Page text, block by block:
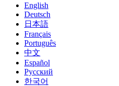
English
Deutsch
日本語
Français
Português
中文
Español
Русский
한국어